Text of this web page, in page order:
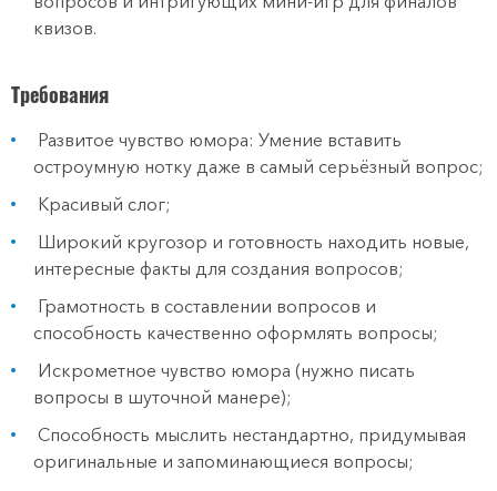
квизов.
Требования
Развитое чувство юмора: Умение вставить
остроумную нотку даже в самый серьёзный вопрос;
Красивый слог;
Широкий кругозор и готовность находить новые,
интересные факты для создания вопросов;
Грамотность в составлении вопросов и
способность качественно оформлять вопросы;
Искрометное чувство юмора (нужно писать
вопросы в шуточной манере);
Способность мыслить нестандартно, придумывая
оригинальные и запоминающиеся вопросы;